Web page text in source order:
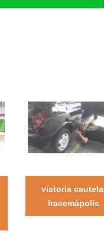
vistoria
Iracemápolis